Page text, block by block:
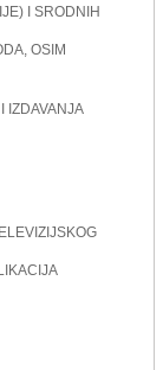
I SRODNIH
OSIM
IZDAVANJA